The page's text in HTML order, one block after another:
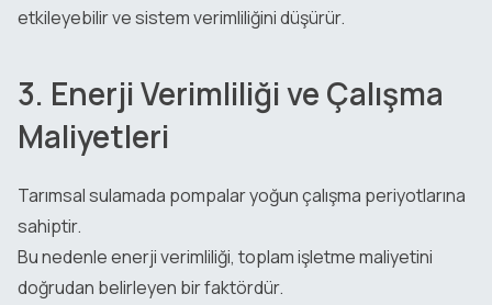
etkileyebilir ve sistem verimliliğini düşürür.
3. Enerji Verimliliği ve Çalışma
Maliyetleri
Tarımsal sulamada pompalar yoğun çalışma periyotlarına
sahiptir.
Bu nedenle enerji verimliliği, toplam işletme maliyetini
doğrudan belirleyen bir faktördür.